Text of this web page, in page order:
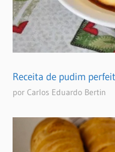
Receita de pudim
por Carlos Eduardo Bertin